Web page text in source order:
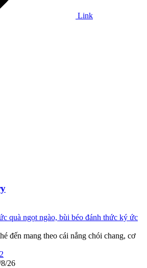
Link
quà ngọt ngào, bùi béo đánh thức ký ức
đến mang theo cái nắng chói chang, cơ
8/26